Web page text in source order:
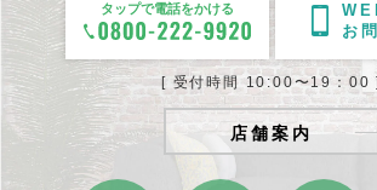
タップで電話をかける
お
[ 受付時間 10:00〜19：00 ]
店舗案内